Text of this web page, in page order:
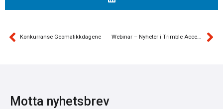
Konkurranse Geomatikkdagene Webinar – Nyheter i Trimble Access v2023.00
Motta nyhetsbrev